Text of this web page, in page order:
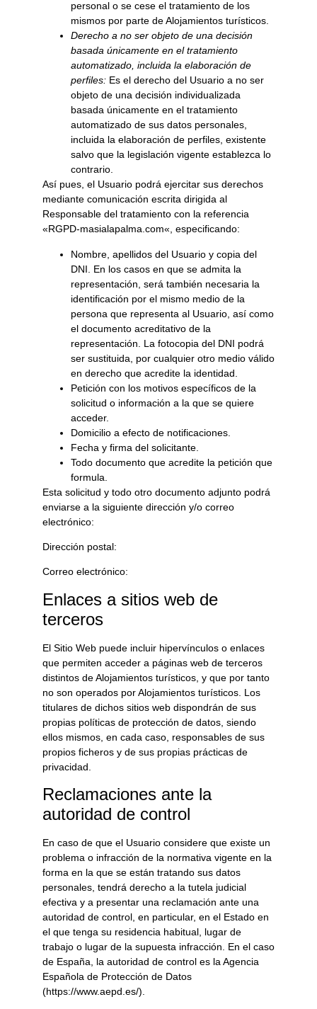
personal o se cese el tratamiento de los
mismos por parte deAlojamientos turísticos
Derecho a no ser objeto de una decisión
basada únicamente en el tratamiento
automatizado, incluida la elaboración de
perfiles: Es el derecho del Usuario a no ser
objeto de una decisión individualizada
basada únicamente en el tratamiento
automatizado de sus datos personales,
incluida la elaboración de perfiles, existente
salvo que la legislación vigente establezca lo
contrario.
Así pues, el Usuario podrá ejercitar sus derechos
mediante comunicación escrita dirigida al
Responsable del tratamiento con la referencia
«RGPD-masialapalma.com«, especificando:
Nombre, apellidos del Usuario y copia del
DNI. En los casos en que se admita la
representación, será también necesaria la
identificación por el mismo medio de la
persona que representa al Usuario, así como
el documento acreditativo de la
representación. La fotocopia del DNI podrá
ser sustituida, por cualquier otro medio válido
en derecho que acredite la identidad.
Petición con los motivos específicos de la
solicitud o información a la que se quiere
acceder.
Domicilio a efecto de notificaciones.
Fecha y firma del solicitante.
Todo documento que acredite la petición que
formula.
Esta solicitud y todo otro documento adjunto podrá
enviarse a la siguiente dirección y/o correo
electrónico:
Dirección postal:
Correo electrónico:
Enlaces a sitios web de
terceros
El Sitio Web puede incluir hipervínculos o enlaces
que permiten acceder a páginas web de terceros
distintos deAlojamientos turísticos , y que por tanto
no son operados porAlojamientos turísticos . Los
titulares de dichos sitios web dispondrán de sus
propias políticas de protección de datos, siendo
ellos mismos, en cada caso, responsables de sus
propios ficheros y de sus propias prácticas de
privacidad.
Reclamaciones ante la
autoridad de control
En caso de que el Usuario considere que existe un
problema o infracción de la normativa vigente en la
forma en la que se están tratando sus datos
personales, tendrá derecho a la tutela judicial
efectiva y a presentar una reclamación ante una
autoridad de control, en particular, en el Estado en
el que tenga su residencia habitual, lugar de
trabajo o lugar de la supuesta infracción. En el caso
de España, la autoridad de control es la Agencia
Española de Protección de Datos
(https://www.aepd.es/).